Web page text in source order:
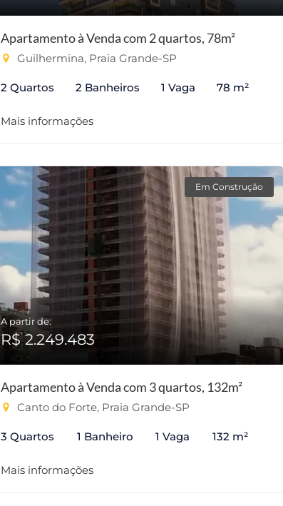
Apartamento à Venda com 2 quartos, 78m²
Guilhermina, Praia Grande-SP
2 Quartos 2 Banheiros 1 Vaga 78 m²
Mais informações
Em Construção
A partir de:
R$ 2.249.483
Apartamento à Venda com 3 quartos, 132m²
Canto do Forte, Praia Grande-SP
3 Quartos 1 Banheiro 1 Vaga 132 m²
Mais informações